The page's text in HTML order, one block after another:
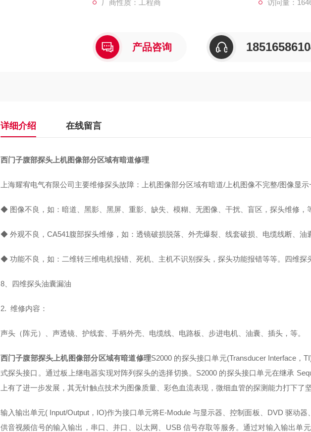
厂商性质：工程商 访问量：
产品咨询
详细介绍 在线留言
西门子腹部探头上机图像部分区域有暗道修理
上海耀宥电气有限公司主要维修探头故障：上机图像部分区域有暗道/上机图像不完整/图像显
◆ 图像不良，如：暗道、黑影、黑屏、重影、缺失、模糊、无图像、干扰、盲区，探头维修，
◆ 外观不良，CA541腹部探头维修，如：透镜破损脱落、外壳爆裂、线套破损、电缆线断、油
◆ 功能不良，如：二维转三维电机报错、死机、主机不识别探头，探头功能报错等等。四维探
8、四维探头油囊漏油
2. 维修内容：
声头（阵元）、声透镜、护线套、手柄外壳、电缆线、电路板、步进电机、油囊、插头，等。
西门子腹部探头上机图像部分区域有暗道修理S2000 的探头接口单元(Transducer Interface，
式探头接口。通过板上继电器实现对阵列探头的选择切换。S2000 的探头接口单元在继承
上有了进一步发展，其无针触点技术为图像质量、彩色血流表现，微细血管的探测能力打下了
输入输出单元( Input/Output，IO)作为接口单元将E-Module 与显示器、控制面板、DVD 驱动
供音视频信号的输入输出，串口、并口、以太网、USB 信号存取等服务。通过对输入输出单